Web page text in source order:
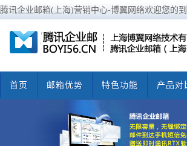
腾讯企业邮箱(上海)营销中心-博翼网络欢迎您的到
首页 邮箱优势 特色功能 产品对